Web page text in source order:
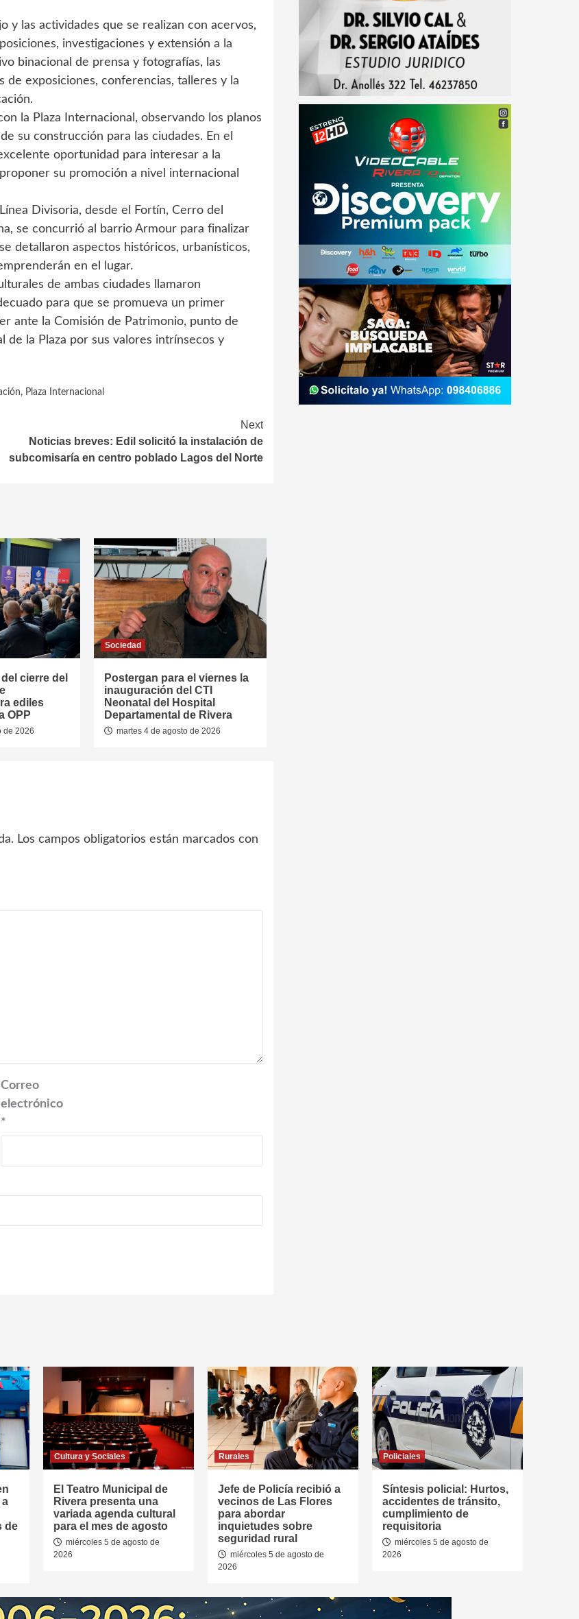
y las actividades que se realizan con acervos,
investigaciones y extensión a la
binacional de prensa y fotografías, las
de exposiciones, conferencias, talleres y la
la Plaza Internacional, observando los planos
su construcción para las ciudades. En el
oportunidad para interesar a la
su promoción a nivel internacional
Divisoria, desde el Fortín, Cerro del
se concurrió al barrio Armour para finalizar
detallaron aspectos históricos, urbanísticos,
en el lugar.
de ambas ciudades llamaron
para que se promueva un primer
ante la Comisión de Patrimonio, punto de
la Plaza por sus valores intrínsecos y
, Plaza Internacional
Next
Noticias breves: Edil solicitó la instalación de
subcomisaría en centro poblado Lagos del Norte
cierre del
ediles
OPP
de 2026
Sociedad
Postergan para el viernes la
inauguración del CTI
Neonatal del Hospital
Departamental de Rivera
martes 4 de agosto de 2026
Los campos obligatorios están marcados con
Correo
electrónico
*
de
Cultura y Sociales
El Teatro Municipal de
Rivera presenta una
variada agenda cultural
para el mes de agosto
miércoles 5 de agosto de
2026
Rurales
Jefe de Policía recibió a
vecinos de Las Flores
para abordar
inquietudes sobre
seguridad rural
miércoles 5 de agosto de
2026
Policiales
Síntesis policial: Hurtos,
accidentes de tránsito,
cumplimiento de
requisitoria
miércoles 5 de agosto de
2026